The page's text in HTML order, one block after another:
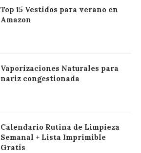
Top 15 Vestidos para verano en
Amazon
Vaporizaciones Naturales para
nariz congestionada
Calendario Rutina de Limpieza
Semanal + Lista Imprimible
Gratis